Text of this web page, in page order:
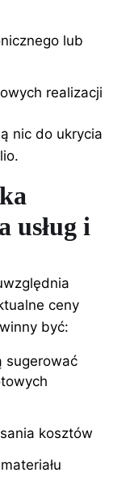
lub
realizacji
nic do ukrycia
usług i
ceny
być:
sugerować
kosztów